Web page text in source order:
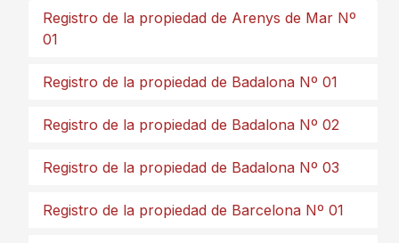
Registro de la propiedad de Arenys de Mar Nº
01
Registro de la propiedad de Badalona Nº 01
Registro de la propiedad de Badalona Nº 02
Registro de la propiedad de Badalona Nº 03
Registro de la propiedad de Barcelona Nº 01